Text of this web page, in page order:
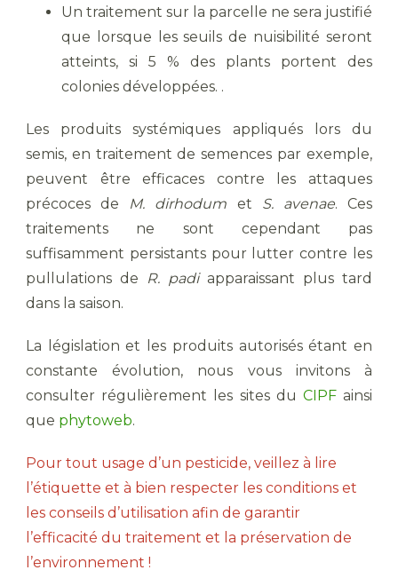
Un traitement sur la parcelle ne sera justifié
que lorsque les seuils de nuisibilité seront
atteints, si 5 % des plants portent des
colonies développées. .
Les produits systémiques appliqués lors du
semis, en traitement de semences par exemple,
peuvent être efficaces contre les attaques
précoces de M. dirhodum et S. avenae. Ces
traitements ne sont cependant pas
suffisamment persistants pour lutter contre les
pullulations de R. padiapparaissant plus tard
dans la saison.
La législation et les produits autorisés étant en
constante évolution, nous vous invitons à
consulter régulièrement les sites du CIPFainsi
que phytoweb.
Pour tout usage d’un pesticide, veillez à lire
l’étiquette et à bien respecter les conditions et
les conseils d’utilisation afin de garantir
l’efficacité du traitement et la préservation de
l’environnement !